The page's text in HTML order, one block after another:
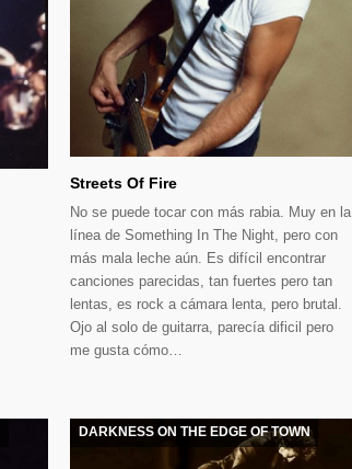
Streets Of Fire
No se puede tocar con más rabia. Muy en la
línea de Something In The Night, pero con
más mala leche aún. Es difícil encontrar
canciones parecidas, tan fuertes pero tan
lentas, es rock a cámara lenta, pero brutal.
Ojo al solo de guitarra, parecía dificil pero
me gusta cómo…
DARKNESS ON THE EDGE OF TOWN